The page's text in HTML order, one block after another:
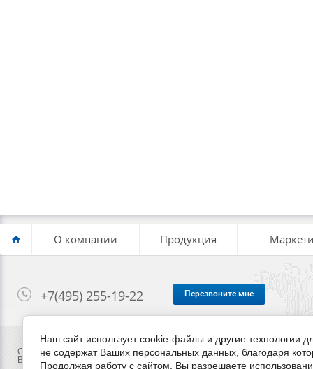
О компании Продукция
+7(495) 255-19-22 Перезвоните мне
Copyright © 2014 - 2026
Вся предоставленная на сайте информация ни при каких условиях не
Наш сайт использует cookie-файлы и другие
не содержат Ваших персональных данных, благодаря
Продолжая работу с сайтом, Вы разрешаете